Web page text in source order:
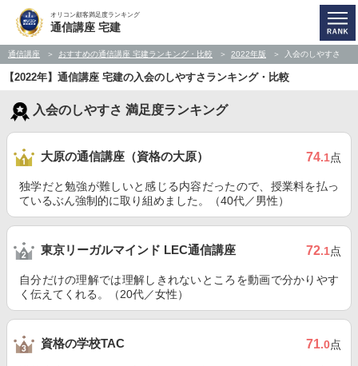
オリコン顧客満足度ランキング
通信講座 宅建
通信講座 おすすめの通信講座 宅建ランキング・比較 2022年版 入会のしやすさ
【2022年】通信講座 宅建の入会のしやすさランキング・比較
入会のしやすさ 満足度ランキング
大原の通信講座（資格の大原） 74.1点
独学だと勉強が難しいと感じる内容だったので、授業料を払っ
ているぶん強制的に取り組めました。（40代／男性）
東京リーガルマインド LEC通信講座 72.1点
自分だけの理解では理解しきれないところを動画で分かりやす
く伝えてくれる。（20代／女性）
資格の学校TAC 71.0点